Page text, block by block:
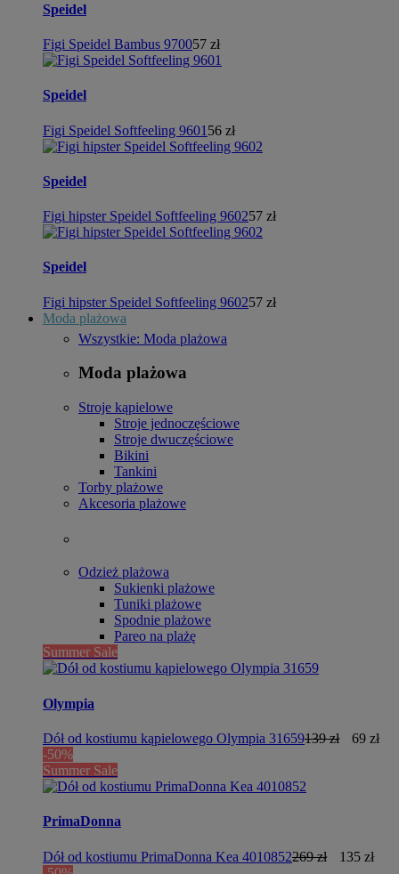
Speidel
Figi Speidel Bambus 970057 zł
Speidel
Figi Speidel Softfeeling 9601 56 zł
Speidel
Figi hipster Speidel Softfeeling 960257 zł
Speidel
Figi hipster Speidel Softfeeling 960257 zł
Moda plażowa
Wszystkie: Moda plażowa
Moda plażowa
Stroje kąpielowe
Stroje jednoczęściowe
Stroje dwuczęściowe
Bikini
Tankini
Torby plażowe
Akcesoria plażowe
Odzież plażowa
Sukienki plażowe
Tuniki plażowe
Spodnie plażowe
Pareo na plażę
Summer Sale
Olympia
Dół od kostiumu kąpielowego Olympia 31659139 zł
69 zł
-50%
Summer Sale
PrimaDonna
Dół od kostiumu PrimaDonna Kea 4010852269 zł
135 zł